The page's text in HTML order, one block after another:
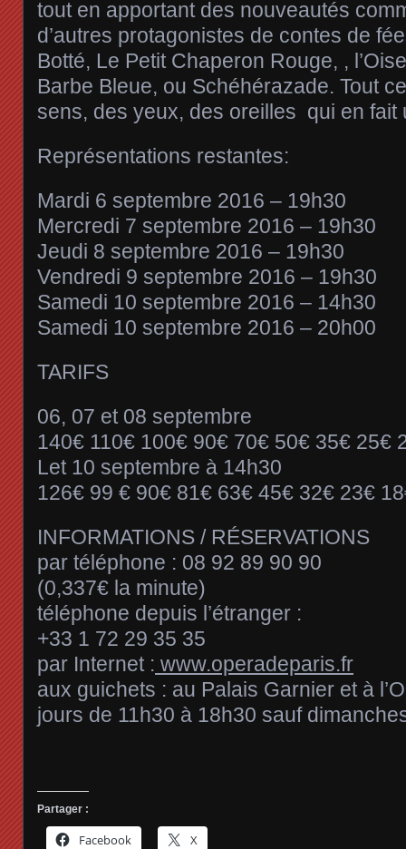
tout en apportant des nouveautés
d’autres protagonistes de contes de
Botté, Le Petit Chaperon Rouge, ,
Barbe Bleue, ou Schéhérazade. Tout
sens, des yeux, des oreilles qui en fait
Représentations restantes:
Mardi 6 septembre 2016 – 19h30
Mercredi 7 septembre 2016 – 19h30
Jeudi 8 septembre 2016 – 19h30
Vendredi 9 septembre 2016 – 19h30
Samedi 10 septembre 2016 – 14h30
Samedi 10 septembre 2016 – 20h00
TARIFS
06, 07 et 08 septembre
140€ 110€ 100€ 90€ 70€ 50€ 35€ 25€
Let 10 septembre à 14h30
126€ 99 € 90€ 81€ 63€ 45€ 32€ 23€
INFORMATIONS / RÉSERVATIONS
par téléphone : 08 92 89 90 90
(0,337€ la minute)
téléphone depuis l’étranger :
+33 1 72 29 35 35
par Internet : www.operadeparis.fr
aux guichets : au Palais Garnier et à
jours de 11h30 à 18h30 sauf
Partager :
Facebook X